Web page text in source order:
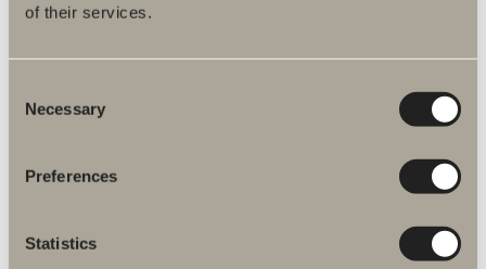
of their services.
Selection
Necessary
Preferences
Statistics
Hoito-ohje
Asennuskorkeudet ja tekniset tiedot
Asennusohjeet